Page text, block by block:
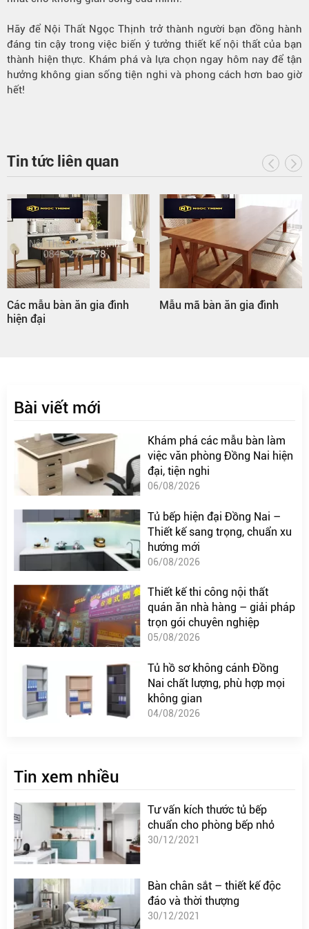
Hãy để Nội Thất Ngọc Thịnh trở thành người bạn đồng hành
đáng tin cậy trong việc biến ý tưởng thiết kế nội thất của bạn
thành hiện thực. Khám phá và lựa chọn ngay hôm nay để tận
hưởng không gian sống tiện nghi và phong cách hơn bao giờ
hết!
Tin tức liên quan
Các mẫu bàn ăn gia đình
hiện đại
Mẫu mã bàn ăn gia đình
Bài viết mới
Khám phá các mẫu bàn làm
việc văn phòng Đồng Nai hiện
đại, tiện nghi
06/08/2026
Tủ bếp hiện đại Đồng Nai –
Thiết kế sang trọng, chuẩn xu
hướng mới
06/08/2026
Thiết kế thi công nội thất
quán ăn nhà hàng – giải pháp
trọn gói chuyên nghiệp
05/08/2026
Tủ hồ sơ không cánh Đồng
Nai chất lượng, phù hợp mọi
không gian
04/08/2026
Tin xem nhiều
Tư vấn kích thước tủ bếp
chuẩn cho phòng bếp nhỏ
30/12/2021
Bàn chân sắt – thiết kế độc
đáo và thời thượng
30/12/2021